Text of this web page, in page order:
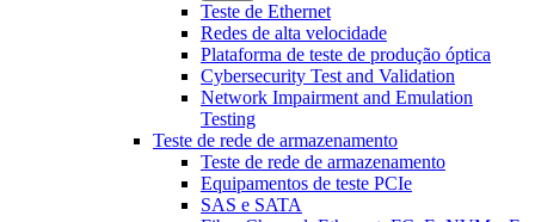
Teste de Ethernet
Redes de alta velocidade
Plataforma de teste de produção óptica
Cybersecurity Test and Validation
Network Impairment and Emulation
Testing
Teste de rede de armazenamento
Teste de rede de armazenamento
Equipamentos de teste PCIe
SAS e SATA